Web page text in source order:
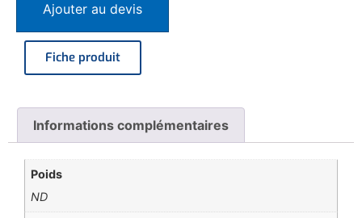
Ajouter au devis
Fiche produit
Informations complémentaires
Poids
ND